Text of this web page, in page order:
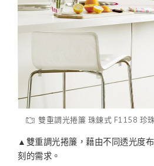
雙重調光捲簾 珠鍊式 F1158 珍
▲雙重調光捲簾，藉由不同透光度
刻的需求。